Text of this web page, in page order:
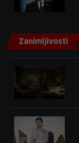
Zanimljivosti